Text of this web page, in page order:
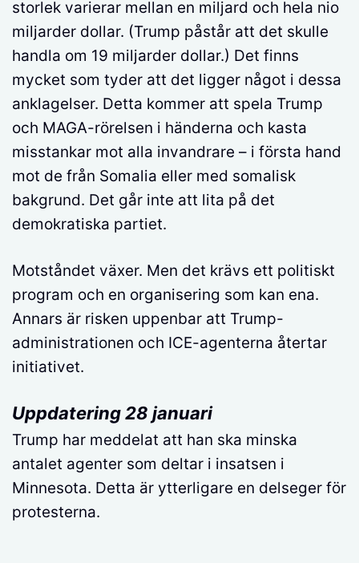
storlek varierar mellan en miljard och hela nio
miljarder dollar. (Trump påstår att det skulle
handla om 19 miljarder dollar.) Det finns
mycket som tyder att det ligger något i dessa
anklagelser. Detta kommer att spela Trump
och MAGA-rörelsen i händerna och kasta
misstankar mot alla invandrare – i första hand
mot de från Somalia eller med somalisk
bakgrund. Det går inte att lita på det
demokratiska partiet.
Motståndet växer. Men det krävs ett politiskt
program och en organisering som kan ena.
Annars är risken uppenbar att Trump-
administrationen och ICE-agenterna återtar
initiativet.
Uppdatering 28 januari
Trump har meddelat att han ska minska
antalet agenter som deltar i insatsen i
Minnesota. Detta är ytterligare en delseger för
protesterna.